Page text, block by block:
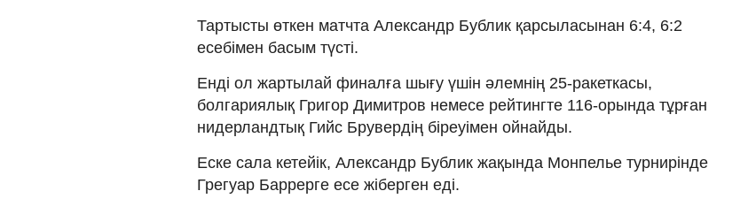
Тартысты өткен матчта Александр Бублик қарсыласынан 6:4, 6:2
есебімен басым түсті.
Енді ол жартылай финалға шығу үшін әлемнің 25-ракеткасы,
болгариялық Григор Димитров немесе рейтингте 116-орында тұрған
нидерландтық Гийс Брувердің біреуімен ойнайды.
Еске сала кетейік, Александр Бублик жақында Монпелье турнирінде
Грегуар Баррерге есе жіберген еді.